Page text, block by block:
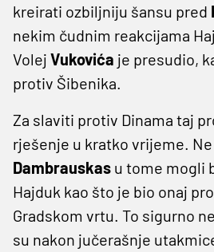
kreirati ozbiljniju šansu pred
nekim čudnim reakcijama
Volej Vukovića je presudio,
protiv Šibenika.
Za slaviti protiv Dinama taj
rješenje u kratko vrijeme.
Dambrauskas u tome mogli
Hajduk kao što je bio onaj
Gradskom vrtu. To sigurno
su nakon jučerašnje